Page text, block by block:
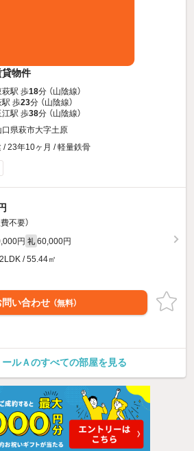
物件
萩駅 歩18分 （山陰線）
駅 歩23分 （山陰線）
江駅 歩38分 （山陰線）
口県萩市大字土原
/ 23年10ヶ月 / 軽量鉄骨
不要）
円 礼 60,000円
/ 55.44㎡
問い合わせ （無料）
ルＡのすべての部屋を見る